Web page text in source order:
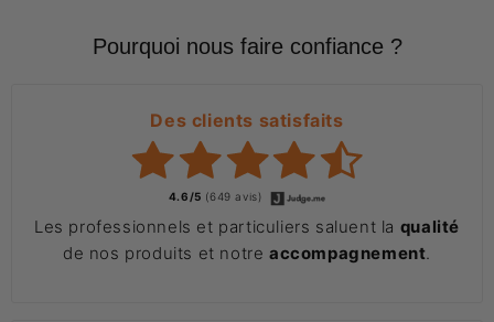
Pourquoi nous faire confiance ?
Des clients satisfaits
4.6/5 (649 avis)
Les professionnels et particuliers saluent la qualité
de nos produits et notre accompagnement